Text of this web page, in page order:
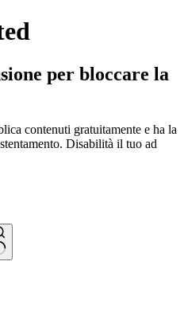
per bloccare la
contenuti gratuitamente e ha la
Disabilità il tuo ad